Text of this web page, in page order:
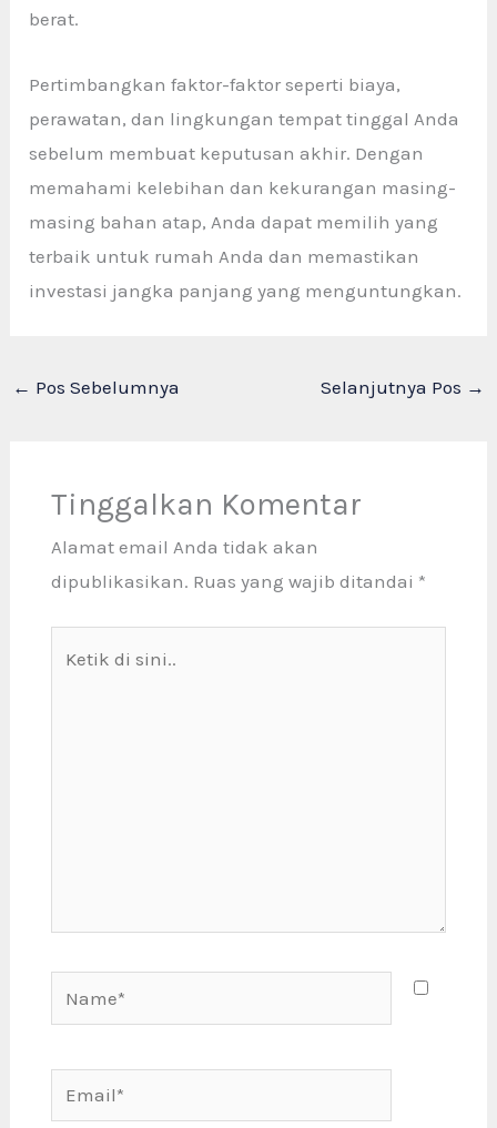
berat.
Pertimbangkan faktor-faktor seperti biaya,
perawatan, dan lingkungan tempat tinggal Anda
sebelum membuat keputusan akhir. Dengan
memahami kelebihan dan kekurangan masing-
masing bahan atap, Anda dapat memilih yang
terbaik untuk rumah Anda dan memastikan
investasi jangka panjang yang menguntungkan.
← Pos Sebelumnya Selanjutnya Pos →
Tinggalkan Komentar
Alamat email Anda tidak akan
dipublikasikan. Ruas yang wajib ditandai *
Email*